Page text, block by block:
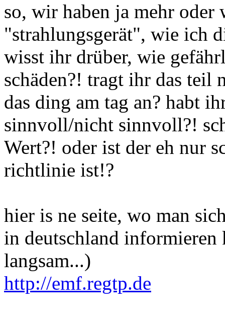
so, wir haben ja mehr oder
"strahlungsgerät", wie ich
wisst ihr drüber, wie
schäden?! tragt ihr das teil
das ding am tag an? habt
sinnvoll/nicht sinnvoll?!
Wert?! oder ist der eh nur
richtlinie ist!?
hier is ne seite, wo man
in deutschland
langsam...)
http://emf.regtp.de